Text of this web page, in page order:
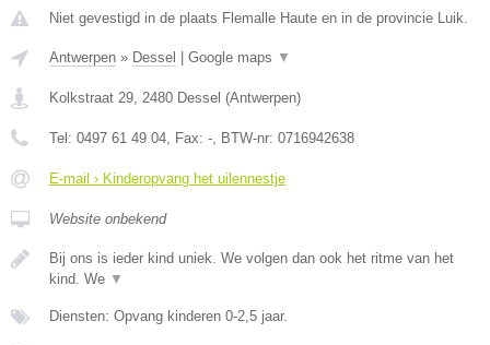
Niet gevestigd in de plaats Flemalle Haute en in de provincie Luik.
Antwerpen » Dessel Google maps ▼
Kolkstraat 29, 2480 Dessel (Antwerpen)
Tel: 0497 61 49 04, Fax: -, BTW-nr: 0716942638
E-mail › Kinderopvang het uilennestje
Website onbekend
Bij ons is ieder kind uniek. We volgen dan ook het ritme van het
kind. We ▼
Diensten: Opvang kinderen 0-2,5 jaar.